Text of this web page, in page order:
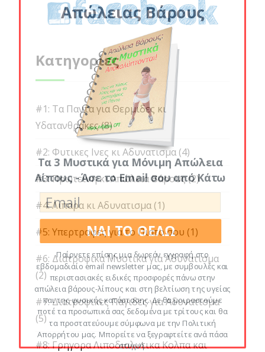
Κατηγορίες
#1: Τα Παντα για Θερμιδες κι
Υδατανθρακες(8)
#2: Φυτικες Ινες κι Αδυνατισμα(4)
#3: Πρωτεινη κι Απώλεια Βάρους(2)
#4: Λιπαρα κι Αδυνατισμα(1)
#5: Υπερτροφες για το Πιατο σου (1)
#6: Διατροφικα Μυστικα για Αδυνατισμα
(2)
#7: Διατροφικες Παγιδες για Αδυνατισμα
(5)
#8: Γρηγορα Λιποδιαλυτικα Κολπα και
Απώλειας Βάρους
Τα 3 Μυστικά για Μόνιμη Απώλεια
Λίπους - Άσε το Email σου από Κάτω
ΝΑΙ ΤΟ ΘΕΛΩ
Παίρνετε επίσης μια δωρεάν εγγραφή στο
εβδομαδιαίο email newsletter μας, με συμβουλές και
περιστασιακές ειδικές προσφορές πάνω στην
απώλεια βάρους-λίπους και στη βελτίωση της υγείας
και της φυσικής κατάστασης. Δε θα μοιραστούμε
ποτέ τα προσωπικά σας δεδομένα με τρίτους και θα
τα προστατεύουμε σύμφωνα με την Πολιτική
Απορρήτου μας. Μπορείτε να ξεγραφτείτε ανά πάσα
στιγμή.